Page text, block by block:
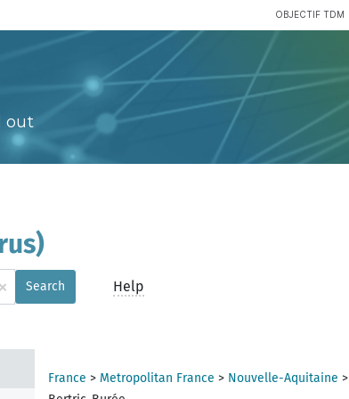
OBJECTIF TDM
out
× Search Help
France > Metropolitan France > Nouvelle-Aquitaine >